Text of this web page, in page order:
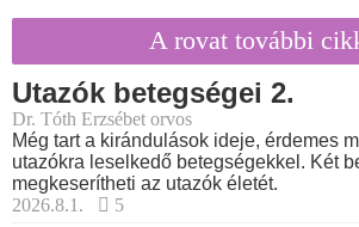
A rovat további
Utazók betegségei 2.
Dr. Tóth Erzsébet orvos
Még tart a kirándulások ideje, érdemes
utazókra leselkedő betegségekkel. Két
megkeserítheti az utazók életét.
2026.8.1.
5